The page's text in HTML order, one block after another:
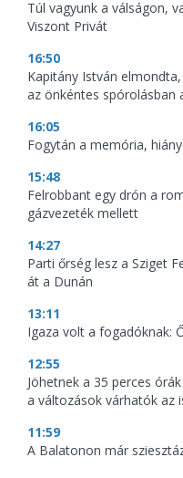
Túl vagyunk a válságon,
Viszont Privát
16:50
Kapitány István
az önkéntes spórolásban
16:05
Fogytán a memória,
15:48
Felrobbant egy drón a
gázvezeték mellett
14:27
Parti őrség lesz a Sziget
át a Dunán
13:11
Igaza volt a fogadóknak:
12:55
Jöhetnek a 35 perces
a változások várhatók az
11:59
A Balatonon már